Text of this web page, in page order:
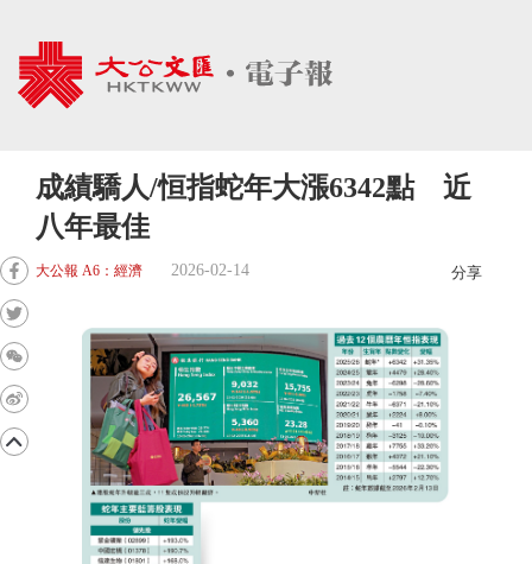
成績驕人/恒指蛇年大漲6342點 近
八年最佳
大公報 A6：經濟 2026-02-14 分享